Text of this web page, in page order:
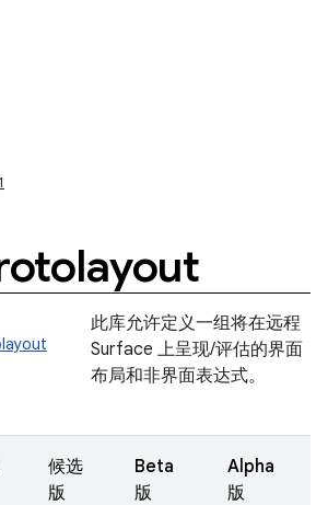
此库允许定义一组将在远程
Surface 上呈现/评估的界面
布局和非界面表达式。
候选
版
Beta
版
Alpha
版